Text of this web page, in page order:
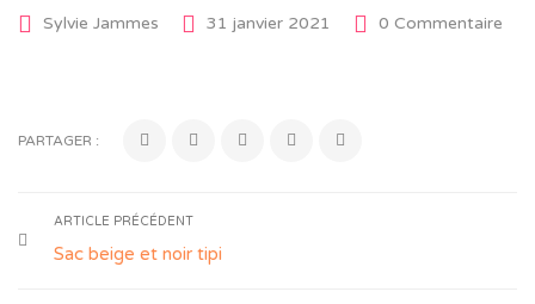
Sylvie Jammes 31 janvier 2021 0 Commentaire
PARTAGER :
ARTICLE PRÉCÉDENT
Sac beige et noir tipi